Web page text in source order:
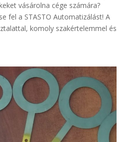
vásárolna cége számára?
fel a STASTO Automatizálást! A
komoly szakértelemmel és